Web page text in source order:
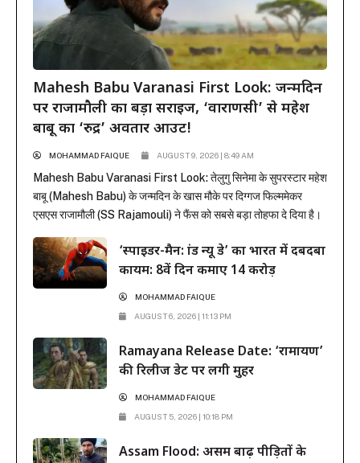
Mahesh Babu Varanasi First Look: जन्मदिन
पर राजामौली का बड़ा सरप्राइज, ‘वाराणसी’ से महेश
बाबू का ‘रुद्र’ अवतार आउट!
MOHAMMAD FAIQUE AUGUST 9, 2026 | 8:49 AM
Mahesh Babu Varanasi First Look: तेलुगु सिनेमा के सुपरस्टार महेश
बाबू (Mahesh Babu) के जन्मदिन के खास मौके पर दिग्गज फिल्ममेकर
एसएस राजामौली (SS Rajamouli) ने फैंस को सबसे बड़ा तोहफा दे दिया है।
महेश बाबू का मच-अवेटेड फर्स्ट लुक रिलीज कर दिया है। इस फिल्म...
‘स्पाइडर-मैन: ब्रांड न्यू डे’ का भारत में दबदबा
कायम: 8वें दिन कमाए 14 करोड़
MOHAMMAD FAIQUE
AUGUST 6, 2026 | 11:13 PM
Ramayana Release Date: ‘रामायण’
की रिलीज डेट पर लगी मुहर
MOHAMMAD FAIQUE
AUGUST 5, 2026 | 10:18 PM
Assam Flood: असम बाढ़ पीड़ितों के